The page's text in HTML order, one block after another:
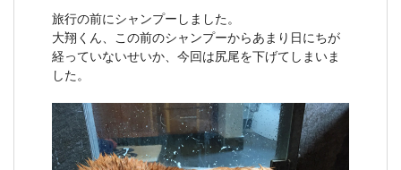
旅行の前にシャンプーしました。
大翔くん、この前のシャンプーからあまり日にちが
経っていないせいか、今回は尻尾を下げてしまいま
した。